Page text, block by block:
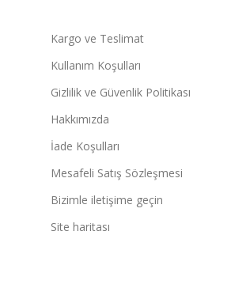
Kargo ve Teslimat
Kullanım Koşulları
Gizlilik ve Güvenlik Politikası
Hakkımızda
İade Koşulları
Mesafeli Satış Sözleşmesi
Bizimle iletişime geçin
Site haritası